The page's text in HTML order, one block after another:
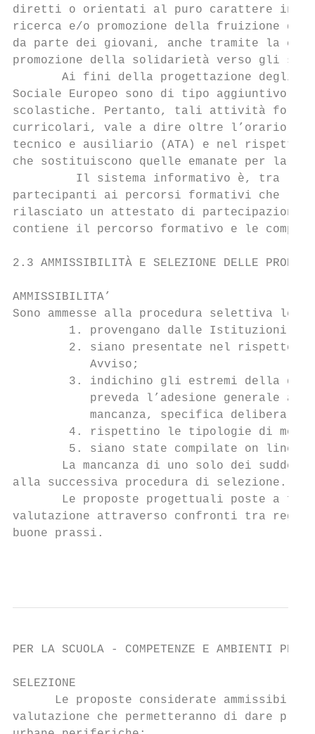
diretti o orientati al puro carattere
ricerca e/o promozione della fruizione
da parte dei giovani, anche tramite la
promozione della solidarietà verso gli
Ai fini della progettazione degli
Sociale Europeo sono di tipo aggiuntivo
scolastiche. Pertanto, tali attività
curricolari, vale a dire oltre l’orario di
tecnico e ausiliario (ATA) e nel rispetto
che sostituiscono quelle emanate per la
Il sistema informativo è, tra
partecipanti ai percorsi formativi che
rilasciato un attestato di partecipazione
contiene il percorso formativo e le
2.3 AMMISSIBILITÀ E SELEZIONE DELLE
AMMISSIBILITA’
Sono ammesse alla procedura selettiva le
1. provengano dalle Istituzioni
2. siano presentate nel rispetto
           Avviso;
3. indichino gli estremi della
preveda l’adesione generale
mancanza, specifica delibera
4. rispettino le tipologie di
5. siano state compilate on line
La mancanza di uno solo dei
alla successiva procedura di selezione.
Le proposte progettuali poste a
valutazione attraverso confronti tra
buone prassi.
PER LA SCUOLA - COMPETENZE E AMBIENTI PER
SELEZIONE
Le proposte considerate ammissibili
valutazione che permetteranno di dare